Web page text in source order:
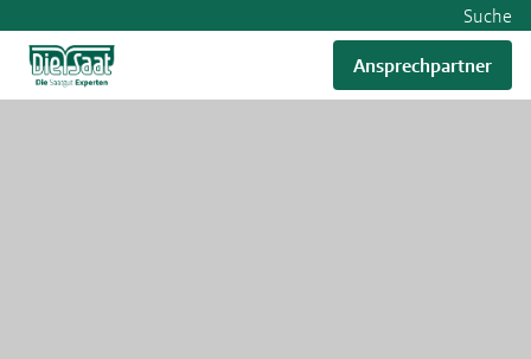
Suche
Ansprechpartner